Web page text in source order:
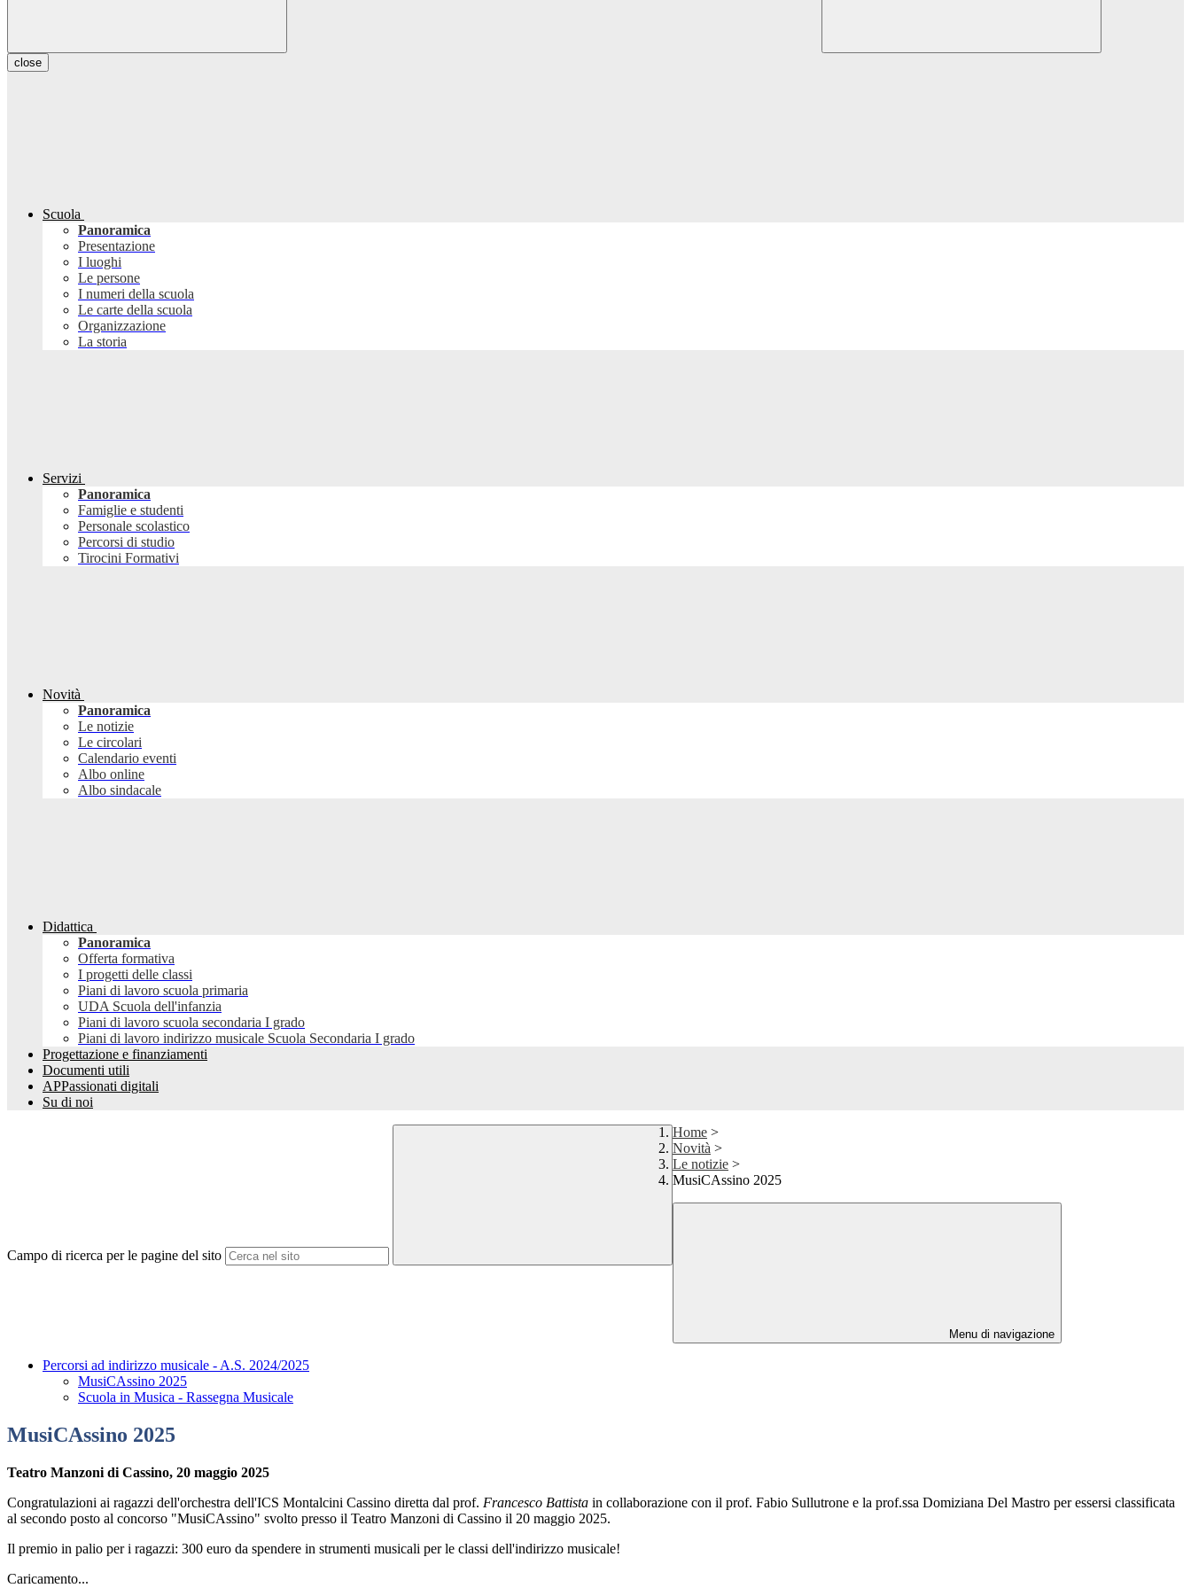
close
Scuola
Panoramica
Presentazione
I luoghi
Le persone
I numeri della scuola
Le carte della scuola
Organizzazione
La storia
Servizi
Panoramica
Famiglie e studenti
Personale scolastico
Percorsi di studio
Tirocini Formativi
Novità
Panoramica
Le notizie
Le circolari
Calendario eventi
Albo online
Albo sindacale
Didattica
Panoramica
Offerta formativa
I progetti delle classi
Piani di lavoro scuola primaria
UDA Scuola dell'infanzia
Piani di lavoro scuola secondaria I grado
Piani di lavoro indirizzo musicale Scuola Secondaria I grado
Progettazione e finanziamenti
Documenti utili
APPassionati digitali
Su di noi
Campo di ricerca per le pagine del sito
Home >
Novità >
Le notizie >
MusiCAssino 2025
Menu di navigazione
Percorsi ad indirizzo musicale - A.S. 2024/2025
MusiCAssino 2025
Scuola in Musica - Rassegna Musicale
MusiCAssino 2025
Teatro Manzoni di Cassino, 20 maggio 2025
Congratulazioni ai ragazzi dell'orchestra dell'ICS Montalcini Cassino diretta dal prof. Francesco Battista in collaborazione con il prof. Fabio Sullutrone e la prof.ssa Domiziana Del Mastro per essersi classificata
al secondo posto al concorso "MusiCAssino" svolto presso il Teatro Manzoni di Cassino il 20 maggio 2025.
Il premio in palio per i ragazzi: 300 euro da spendere in strumenti musicali per le classi dell'indirizzo musicale!
Caricamento...